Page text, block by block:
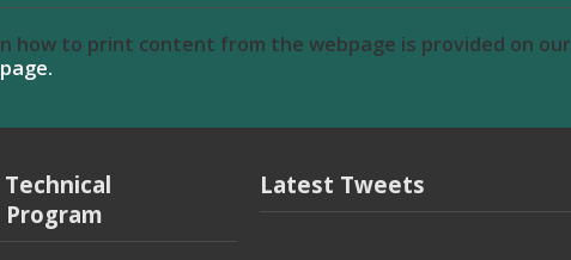
how to print content from the webpage is provided on our
Latest Tweets